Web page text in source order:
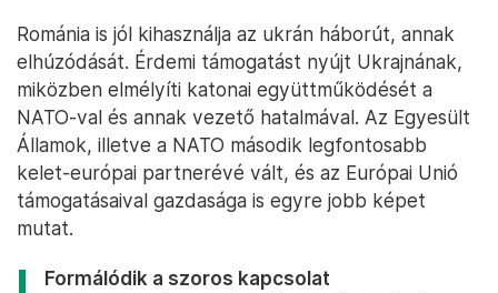
Románia is jól kihasználja az ukrán háborút, annak
elhúzódását. Érdemi támogatást nyújt Ukrajnának,
miközben elmélyíti katonai együttműködését a
NATO-val és annak vezető hatalmával. Az Egyesült
Államok, illetve a NATO második legfontosabb
kelet-európai partnerévé vált, és az Európai Unió
támogatásaival gazdasága is egyre jobb képet
mutat.
Formálódik a szoros kapcsolat